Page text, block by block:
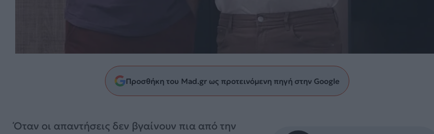
Προσθήκη του Mad.gr ως προτεινόμενη πηγή στην Google
Όταν οι απαντήσεις δεν βγαίνουν πια από την